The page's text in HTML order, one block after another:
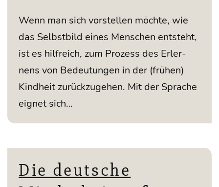
Wenn man sich vor­stel­len möch­te, wie
das Selbst­bild eines Men­schen ent­steht,
ist es hilf­reich, zum Pro­zess des Erler­
nens von Bedeu­tun­gen in der (frü­hen)
Kind­heit zurück­zu­ge­hen. Mit der Spra­che
eig­net sich…
Die deutsche